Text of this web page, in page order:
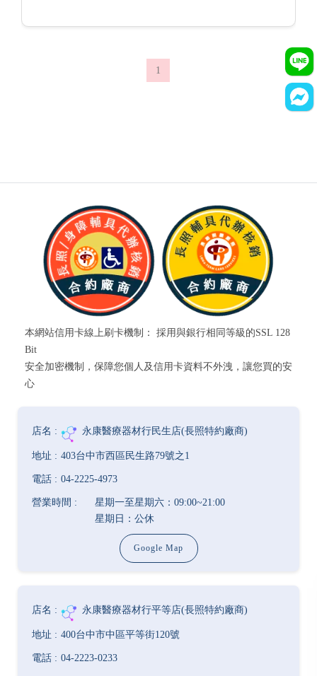
1
本網站信用卡線上刷卡機制： 採用與銀行相同等級的SSL 128
Bit
安全加密機制，保障您個人及信用卡資料不外洩，讓您買的安
心
永康醫療器材行民生店(長照特約廠商)
403台中市西區民生路79號之1
04-2225-4973
星期一至星期六：09:00~21:00
星期日：公休
Google Map
永康醫療器材行平等店(長照特約廠商)
400台中市中區平等街120號
04-2223-0233